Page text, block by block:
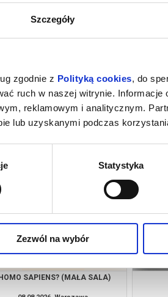
Szczegóły
zgodnie z Polityką cookies, do
ruch w naszej witrynie.
reklamowym i analitycznym.
lub uzyskanymi podczas
Statystyka
Zezwól na wybór
PEJZAŻ W KOLORZE SEPII
kup bilet
SAPIENS? (MAŁA SALA)